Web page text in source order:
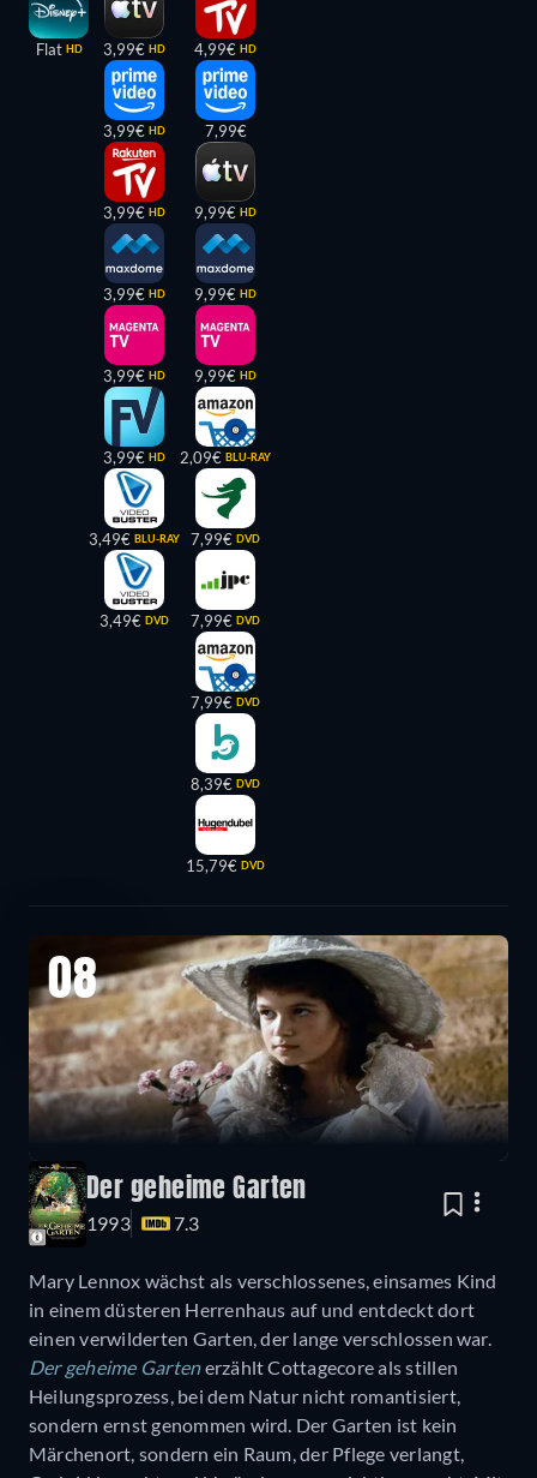
Flat HD 3,99€ HD
3,99€ HD
3,99€ HD
3,99€ HD
3,99€ HD
3,99€ HD
3,49€ BLU-RAY
3,49€ DVD
4,99€ HD
7,99€
9,99€ HD
9,99€ HD
9,99€ HD
2,09€ BLU-RAY
7,99€ DVD
7,99€ DVD
7,99€ DVD
8,39€ DVD
15,79€ DVD
08
Der geheime Garten
1993 7.3
Mary Lennox wächst als verschlossenes, einsames Kind
in einem düsteren Herrenhaus auf und entdeckt dort
einen verwilderten Garten, der lange verschlossen war.
Der geheime Gartenerzählt Cottagecore als stillen
Heilungsprozess, bei dem Natur nicht romantisiert,
sondern ernst genommen wird. Der Garten ist kein
Märchenort, sondern ein Raum, der Pflege verlangt,